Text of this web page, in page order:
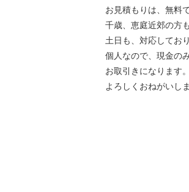
お見積もりは、無料で
千歳、恵庭近郊の方
土日も、対応してお
個人なので、現金の
お取引きになります。
よろしくおねがいしま